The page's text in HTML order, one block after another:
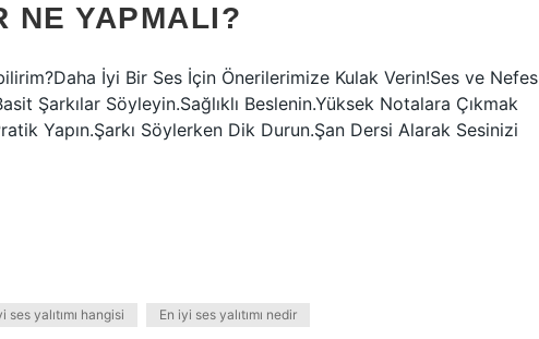
NE YAPMALI?
İyi Bir Ses İçin Önerilerimize Kulak Verin!Ses ve Nefes
Şarkılar Söyleyin.Sağlıklı Beslenin.Yüksek Notalara Çıkmak
Yapın.Şarkı Söylerken Dik Durun.Şan Dersi Alarak Sesinizi
ses yalıtımı hangisi En iyi ses yalıtımı nedir